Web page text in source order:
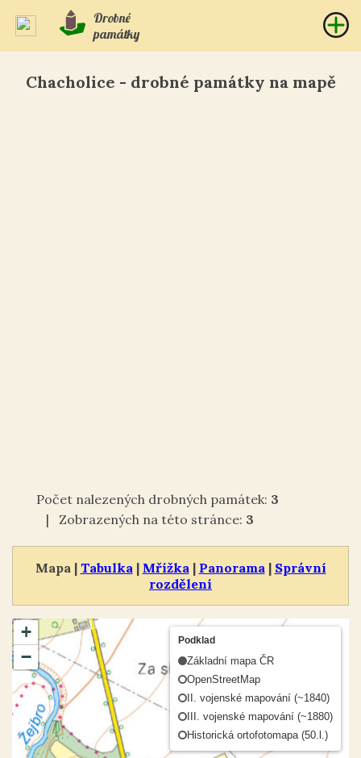
Drobné
památky
Chacholice - drobné památky na mapě
Počet nalezených drobných památek: 3
| Zobrazených na této stránce: 3
Mapa | Tabulka | Mřížka | Panorama | Správní
rozdělení
+
−
Podklad
Základní mapa ČR
OpenStreetMap
II. vojenské mapování (~1840)
III. vojenské mapování (~1880)
Historická ortofotomapa (50.l.)